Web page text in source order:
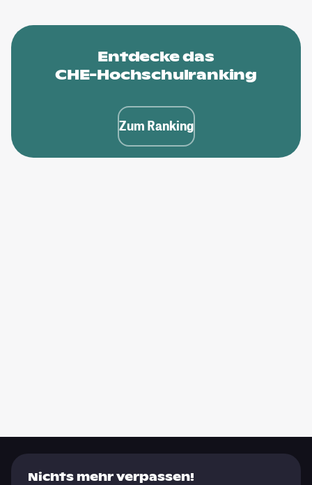
Entdecke das
CHE-Hochschulranking
Zum Ranking
Nichts mehr verpassen!